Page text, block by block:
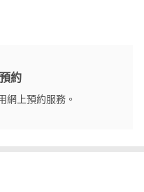
約
網上預約服務。